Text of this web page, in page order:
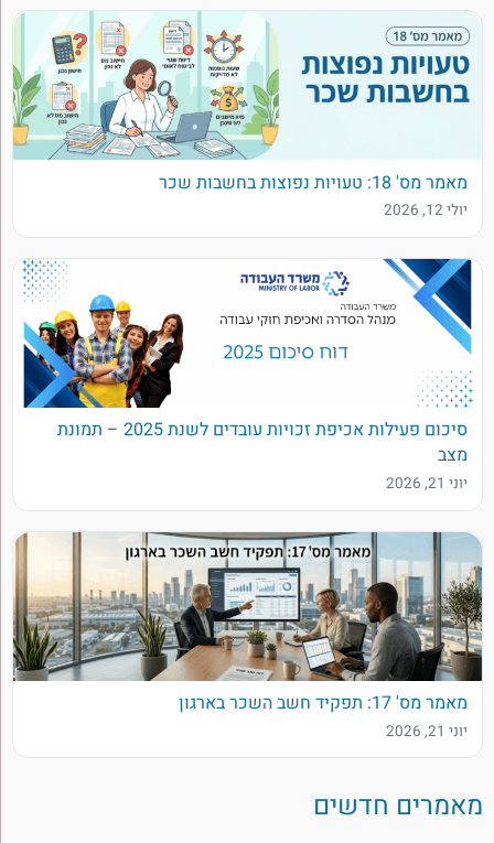
מאמר מס' 18: טעויות נפוצות בחשבות שכר
יולי 12, 2026
סיכום פעילות אכיפת זכויות עובדים לשנת 2025 – תמונת
מצב
יוני 21, 2026
מאמר מס' 17: תפקיד חשב השכר בארגון
יוני 21, 2026
מאמרים חדשים